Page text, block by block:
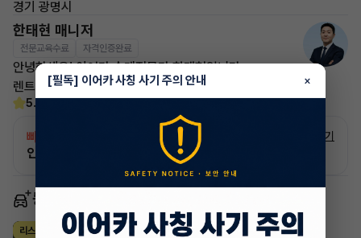
경기 광명시
한태현 매니저
전문교육수료 자격인증완료
안녕하세요! 이어카 승계전문가 한태현입니다.
렌트, 리스 승계 깔끔하게 해결해 드리겠습니다!
5.0
빠른승계
인증 차량으로 승계하는 이유?
자세히 보기
동일 차종 이어카
리스 BMW M시리즈
[필독] 이어카 사칭 사기 주의 안내 ×